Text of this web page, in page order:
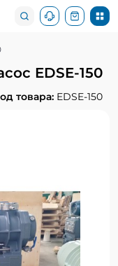
EDSE-150
товара: EDSE-150